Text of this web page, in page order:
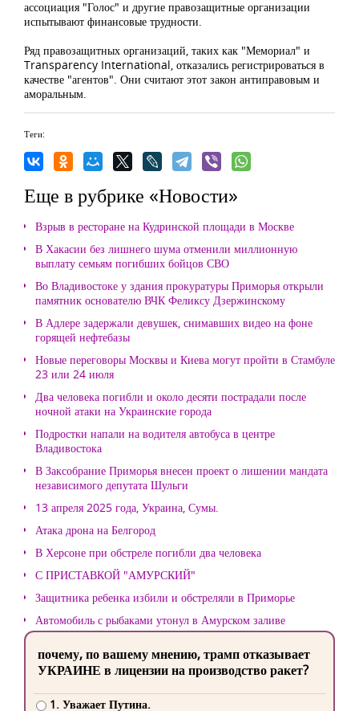
ассоциация "Голос" и другие правозащитные организации
испытывают финансовые трудности.
Ряд правозащитных организаций, таких как "Мемориал" и
Transparency International, отказались регистрироваться в
качестве "агентов". Они считают этот закон антиправовым и
аморальным.
Теги:
Еще в рубрике «Новости»
Взрыв в ресторане на Кудринской площади в Москве
В Хакасии без лишнего шума отменили миллионную
выплату семьям погибших бойцов СВО
Во Владивостоке у здания прокуратуры Приморья открыли
памятник основателю ВЧК Феликсу Дзержинскому
В Адлере задержали девушек, снимавших видео на фоне
горящей нефтебазы
Новые переговоры Москвы и Киева могут пройти в Стамбуле
23 или 24 июля
Два человека погибли и около десяти пострадали после
ночной атаки на Украинские города
Подростки напали на водителя автобуса в центре
Владивостока
В Заксобрание Приморья внесен проект о лишении мандата
независимого депутата Шульги
13 апреля 2025 года, Украина, Сумы.
Атака дрона на Белгород
В Херсоне при обстреле погибли два человека
С ПРИСТАВКОЙ "АМУРСКИЙ"
Защитника ребенка избили и обстреляли в Приморье
Автомобиль с рыбаками утонул в Амурском заливе
почему, по вашему мнению, трамп отказывает
УКРАИНЕ в лицензии на производство ракет?
1. Уважает Путина.